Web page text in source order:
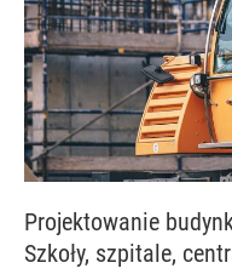
Projektowanie
Szkoły, szpitale,